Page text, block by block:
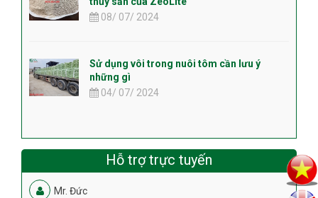
08/ 07/ 2024
Sử dụng vôi trong nuôi tôm cần lưu ý
những gì
04/ 07/ 2024
Hỗ trợ trực tuyến
Mr. Đức